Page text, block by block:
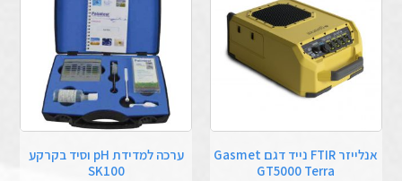
אנלייזר FTIR נייד דגם Gasmet
GT5000 Terra
ערכה למדידת pH וסיד בקרקע
SK100